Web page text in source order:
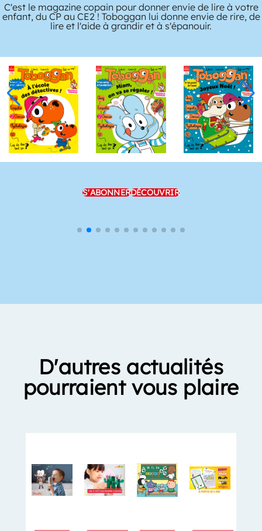
C'est le magazine copain pour donner envie de lire à votre
enfant, du CP au CE2 ! Toboggan lui donne envie de rire, de
lire et l'aide à grandir et à s'épanouir.
S'ABONNERDÉCOUVRIR
D'autres actualités
pourraient vous plaire